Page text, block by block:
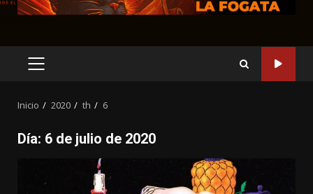
MENÚ
Inicio 2020 th 6
Día: 6 de julio de 2020